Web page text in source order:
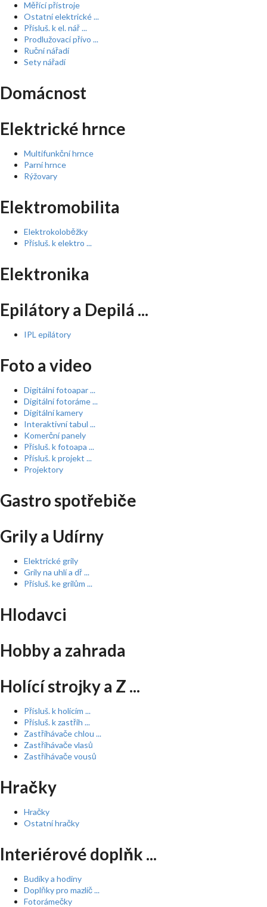
Měřící přístroje
Ostatní elektrické ...
Přísluš. k el. nář ...
Prodlužovací přívo ...
Ruční nářadí
Sety nářadí
Domácnost
Elektrické hrnce
Multifunkční hrnce
Parní hrnce
Rýžovary
Elektromobilita
Elektrokoloběžky
Přísluš. k elektro ...
Elektronika
Epilátory a Depilá ...
IPL epilátory
Foto a video
Digitální fotoapar ...
Digitální fotoráme ...
Digitální kamery
Interaktivní tabul ...
Komerční panely
Přísluš. k fotoapa ...
Přísluš. k projekt ...
Projektory
Gastro spotřebiče
Grily a Udírny
Elektrické grily
Grily na uhlí a dř ...
Přísluš. ke grilům ...
Hlodavci
Hobby a zahrada
Holící strojky a Z ...
Přísluš. k holícím ...
Přísluš. k zastřih ...
Zastřihávače chlou ...
Zastřihávače vlasů
Zastřihávače vousů
Hračky
Hračky
Ostatní hračky
Interiérové doplňk ...
Budíky a hodiny
Doplňky pro mazlíč ...
Fotorámečky